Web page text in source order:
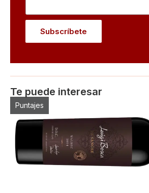
Te puede interesar
Puntajes